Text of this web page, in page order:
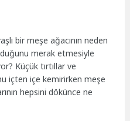
bir meşe ağacının neden
merak etmesiyle
Küçük tırtıllar ve
içten içe kemirirken meşe
hepsini dökünce ne